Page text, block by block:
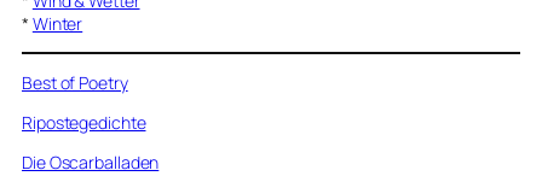
* Winter
Best of Poetry
Ripostegedichte
Die Oscarballaden